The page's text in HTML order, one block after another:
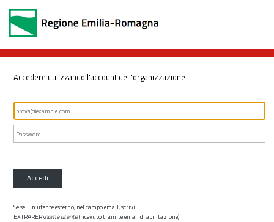
Accedere utilizzando l'account dell'organizzazione
Accedi
Se sei un utente esterno, nel campo email, scrivi
EXTRARER\nome utente(ricevuto tramite email di abilitazione)